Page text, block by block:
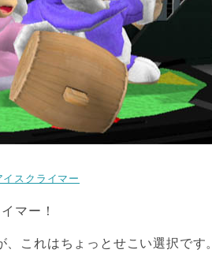
スクライマー
マー！
、これはちょっとせこい選択です。